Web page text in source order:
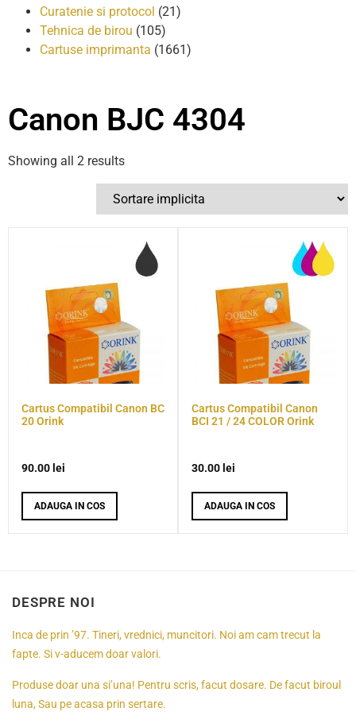
Curatenie si protocol (21)
Tehnica de birou (105)
Cartuse imprimanta (1661)
Canon BJC 4304
Showing all 2 results
Cartus Compatibil Canon BC
20 Orink
90.00 lei
ADAUGA IN COS
Cartus Compatibil Canon
BCI 21 / 24 COLOR Orink
30.00 lei
ADAUGA IN COS
DESPRE NOI
Inca de prin ’97. Tineri, vrednici, muncitori. Noi am cam trecut la
fapte. Si v-aducem doar valori.
Produse doar una si’una! Pentru scris, facut dosare. De facut biroul
luna, Sau pe acasa prin sertare.